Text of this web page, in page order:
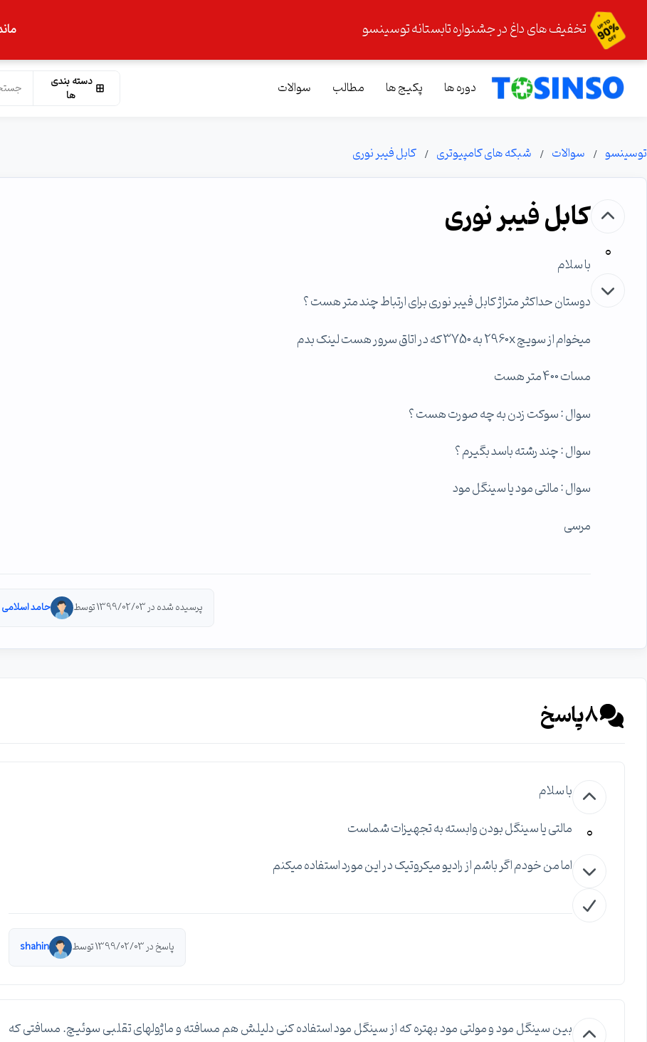
تخفیف های داغ در جشنواره تابستانه توسینسو
دوره ها پکیج ها مطالب سوالات
دسته بندی
ها
توسینسو سوالات شبکه های کامپیوتری کابل فیبر نوری
0
کابل فیبر نوری
با سلام
دوستان حداکثر متراژ کابل فیبر نوری برای ارتباط چند متر هست ؟
میخوام از سویچ 2960x به 3750 که در اتاق سرور هست لینک بدم
مسات 400 متر هست
سوال : سوکت زدن به چه صورت هست ؟
سوال : چند رشته باسد بگیرم ؟
سوال : مالتی مود یا سینگل مود
مرسی
پرسیده شده در 1399/02/03 توسط حامد اسلامی
8پاسخ
0
با سلام
مالتی یا سینگل بودن وابسته به تجهیزات شماست
اما من خودم اگر باشم از رادیو میکروتیک در این مورد استفاده میکنم
پاسخ در 1399/02/03 توسط shahin
بین سینگل مود و مولتی مود بهتره که از سینگل مود استفاده کنی دلیلش هم مسافته و ماژولهای تقلبی سوئیچ. مسافتی که